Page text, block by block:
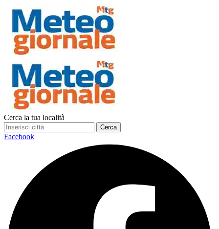
Cerca la tua località
Cerca
Facebook